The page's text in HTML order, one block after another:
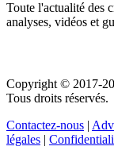
Toute l'actualité des
analyses, vidéos et
Copyright © 2017-
Tous droits réservés.
Contactez-nous |
légales |